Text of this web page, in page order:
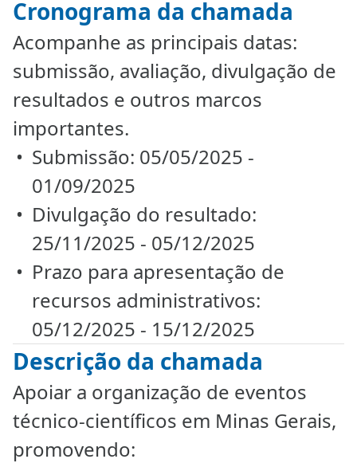
Cronograma da chamada
Acompanhe as principais datas:
submissão, avaliação, divulgação de
resultados e outros marcos
importantes.
Submissão: 05/05/2025 -
01/09/2025
Divulgação do resultado:
25/11/2025 - 05/12/2025
Prazo para apresentação de
recursos administrativos:
05/12/2025 - 15/12/2025
Descrição da chamada
Apoiar a organização de eventos
técnico-científicos em Minas Gerais,
promovendo: